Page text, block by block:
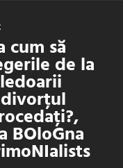
să
de la
BOloGna